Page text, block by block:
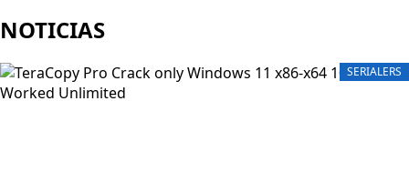
NOTICIAS
SERIALERS